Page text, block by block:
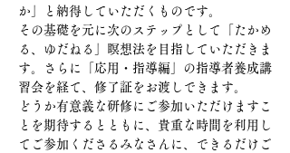
か」と納得していただくものです。
その基礎を元に次のステップとして「たかめ
る、ゆだねる」瞑想法を目指していただきま
す。さらに「応用・指導編」の指導者養成講
習会を経て、修了証をお渡しできます。
どうか有意義な研修にご参加いただけますこ
とを期待するとともに、貴重な時間を利用し
てご参加くださるみなさんに、できるだけご